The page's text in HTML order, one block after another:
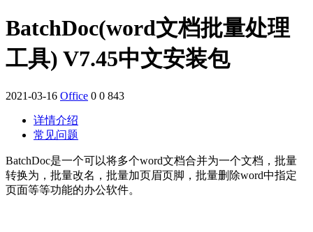
BatchDoc(word文档批量处理
工具) V7.45中文安装包
2021-03-16 Office 0 0 843
详情介绍
常见问题
BatchDoc是一个可以将多个word文档合并为一个文档，批量
转换为，批量改名，批量加页眉页脚，批量删除word中指定
页面等等功能的办公软件。